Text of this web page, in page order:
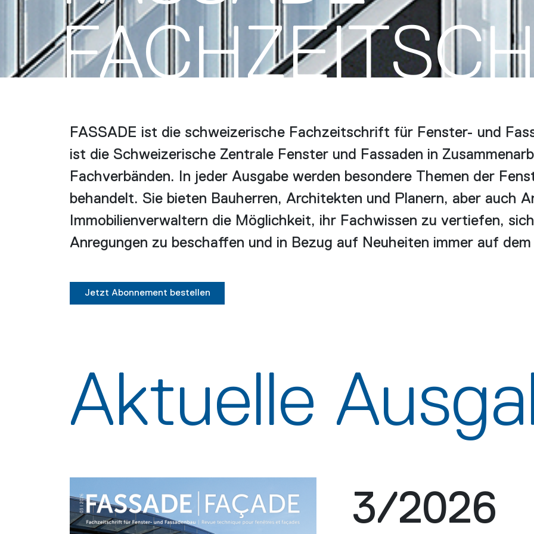
FASSADE ist die schweizerische Fachzeitschrift für Fenster- und
ist die Schweizerische Zentrale Fenster und Fassaden in
Fachverbänden. In jeder Ausgabe werden besondere Themen der
behandelt. Sie bieten Bauherren, Architekten und Planern, aber auch
Immobilienverwaltern die Möglichkeit, ihr Fachwissen zu vertiefen,
Anregungen zu beschaffen und in Bezug auf Neuheiten immer auf
Jetzt Abonnement bestellen
Aktuelle
3/2026